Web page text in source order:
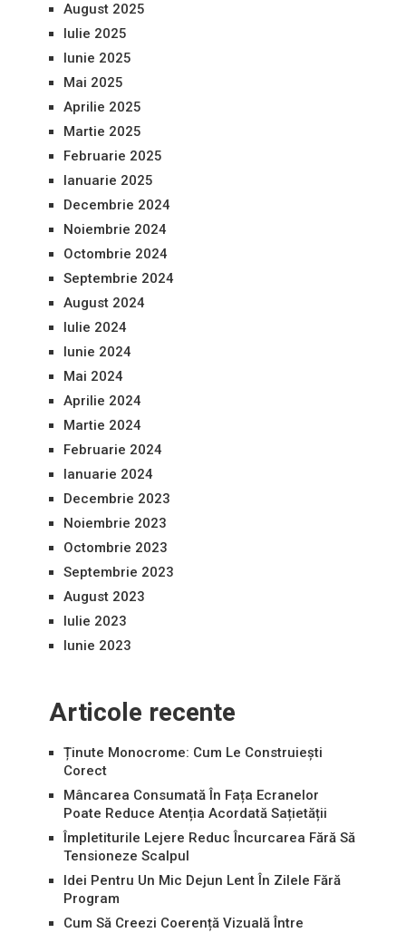
August 2025
Iulie 2025
Iunie 2025
Mai 2025
Aprilie 2025
Martie 2025
Februarie 2025
Ianuarie 2025
Decembrie 2024
Noiembrie 2024
Octombrie 2024
Septembrie 2024
August 2024
Iulie 2024
Iunie 2024
Mai 2024
Aprilie 2024
Martie 2024
Februarie 2024
Ianuarie 2024
Decembrie 2023
Noiembrie 2023
Octombrie 2023
Septembrie 2023
August 2023
Iulie 2023
Iunie 2023
Articole recente
Ținute Monocrome: Cum Le Construiești
Corect
Mâncarea Consumată În Fața Ecranelor
Poate Reduce Atenția Acordată Sațietății
Împletiturile Lejere Reduc Încurcarea Fără Să
Tensioneze Scalpul
Idei Pentru Un Mic Dejun Lent În Zilele Fără
Program
Cum Să Creezi Coerență Vizuală Între